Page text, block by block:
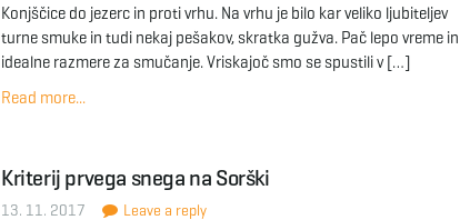
Konjščice do jezerc in proti vrhu. Na vrhu je bilo kar veliko ljubiteljev
turne smuke in tudi nekaj pešakov, skratka gužva. Pač lepo vreme in
idealne razmere za smučanje. Vriskajoč smo se spustili v […]
Read more...
Kriterij prvega snega na Sorški
13. 11. 2017 Leave a reply